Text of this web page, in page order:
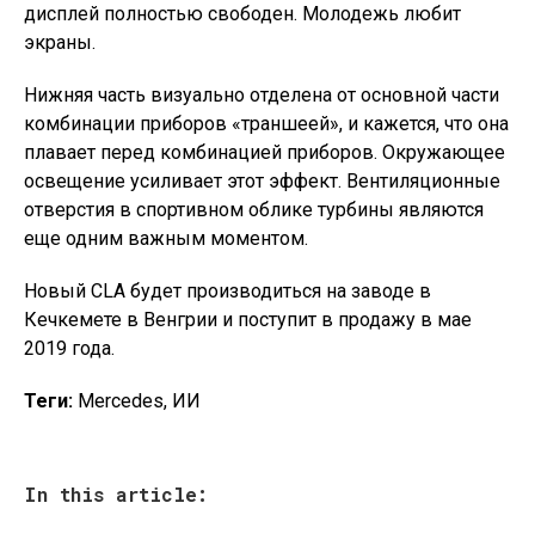
дисплей полностью свободен. Молодежь любит
экраны.
Нижняя часть визуально отделена от основной части
комбинации приборов «траншеей», и кажется, что она
плавает перед комбинацией приборов. Окружающее
освещение усиливает этот эффект. Вентиляционные
отверстия в спортивном облике турбины являются
еще одним важным моментом.
Новый CLA будет производиться на заводе в
Кечкемете в Венгрии и поступит в продажу в мае
2019 года.
Теги: Mercedes, ИИ
In this article: